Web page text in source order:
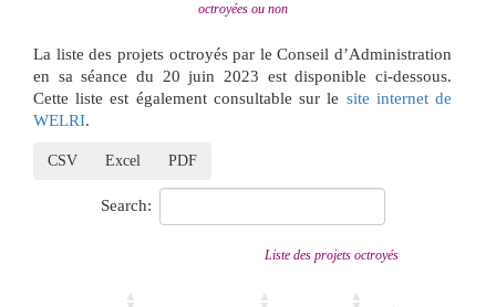
octroyées ou non
La liste des projets octroyés par le Conseil d’Administration
en sa séance du 20 juin 2023 est disponible ci-dessous.
Cette liste est également consultable sur le site internet de
WELRI.
CSV Excel PDF
Search:
Liste des projets octroyés